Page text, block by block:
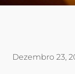
Dezembro 23,